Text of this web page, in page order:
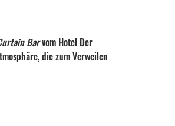
Bar vom Hotel Der
die zum Verweilen